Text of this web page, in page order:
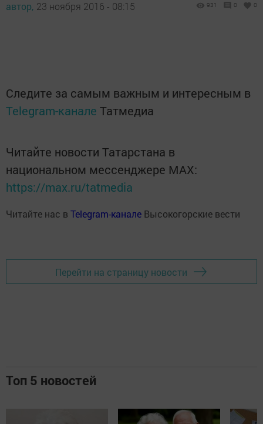
автор, 23 ноября 2016 - 08:15 931 0 0
Следите за самым важным и интересным в
Telegram-канале Татмедиа
Читайте новости Татарстана в
национальном мессенджере MАХ:
https://max.ru/tatmedia
Читайте нас в Telegram-канале Высокогорские вести
Перейти на страницу новости
Топ 5 новостей